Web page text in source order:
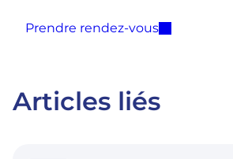
Prendre rendez-vous
Articles liés